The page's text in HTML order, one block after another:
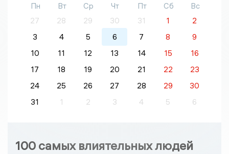
Пн Вт Ср Чт Пт Сб
Вс
27
28 29 30 31 1
2
3
4 5 6 7 8
9
10
11 12 13 14 15
16
17
18 19 20 21 22
23
24
25 26 27 28 29
30
31
1 2 3 4 5 6
100 самых влиятельных людей